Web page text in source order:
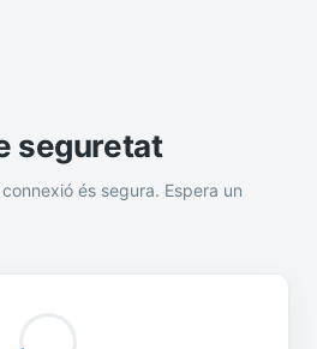
seguretat
és segura. Espera un